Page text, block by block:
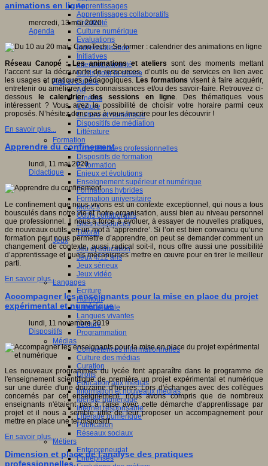
Apprentissages
Apprentissages collaboratifs
Créativité
Culture numérique
Evaluations
Individualisation
Initiatives
Interdisciplinarité
Outils pour la classe
Arts et Culture
Art
Cinéma
Culture
Culture et numérique
Dispositifs de médiation
Littérature
Formation
Compétences professionnelles
Dispositifs de formation
E- formation
Enjeux et évolutions
Enseignement supérieur et numérique
Formations hybrides
Formation universitaire
Mooc’s
Outils collaboratifs
Sites ressources
Tutorat
Jeux
Jeu et éducation
Jeux 4/12 ans
Jeux sérieux
Jeux vidéo
Langages
Ecriture
Humour
Langue orale
Langues vivantes
Lecture
Programmation
Médias
Compétences informationnelles
Culture des médias
Curation
Droits
Education aux médias
Information et nouveaux médias
Identité numérique
Internet responsable
Littératie numérique
Publication
Réseaux sociaux
Métiers
Entrepreneuriat
Entreprises
animations en ligne
mercredi, 13 mai 2020
Agenda
Réseau Canopé : Les animations et ateliers sont des moments mettant
l’accent sur la découverte de ressources, d’outils ou de services en lien avec
les usages et pratiques pédagogiques. Les formations visent à faire acquérir,
entretenir ou améliorer des connaissances et/ou des savoir-faire. Retrouvez ci-
dessous
le calendrier des sessions en ligne. Des thématiques vous
intéressent ? Vous avez la possibilité de choisir votre horaire parmi ceux
proposés. N’hésitez donc pas à vous inscrire pour les découvrir !
En savoir plus...
Apprendre du confinement
lundi, 11 mai 2020
Didactique
Le confinement que nous vivons est un contexte exceptionnel, qui nous a tous
bousculés dans notre vie et notre organisation, aussi bien au niveau personnel
que professionnel. Il nous a forcé à évoluer, à essayer de nouvelles pratiques,
de nouveaux outils, en un mot à ‘apprendre’. Si l’on est bien convaincu qu’une
formation peut nous permettre d’apprendre, on peut se demander comment un
changement de contexte, aussi radical soit-il, nous offre aussi une possibilité
d’apprentissage et quels mécanismes mettre en œuvre pour en tirer le meilleur
parti.
En savoir plus...
Accompagner les enseignants pour la mise en place du projet
expérimental et numérique
lundi, 11 novembre 2019
Dispositifs
Les nouveaux programmes du lycée font apparaître dans le programme de
l'enseignement scientifique de première un projet expérimental et numérique
sur une durée d'une douzaine d'heures. Lors d'échanges avec des collègues
concernés par cet enseignement, nous avons compris que de nombreux
enseignants n'étaient pas à l'aise avec cette démarche d'apprentissage par
projet et il nous a semble utile de leur proposer un accompagnement pour
mettre en place une tel dispositif.
En savoir plus...
Dimension et place de l’analyse des pratiques
professionnelles.